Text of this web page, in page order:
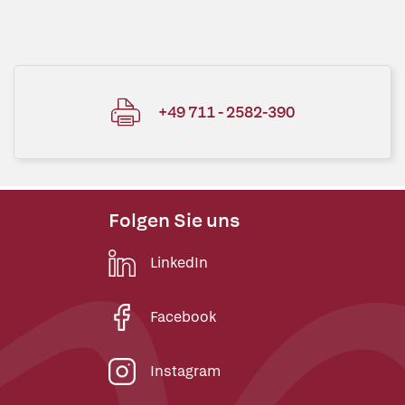
+49 711 - 2582-390
Folgen Sie uns
LinkedIn
Facebook
Instagram